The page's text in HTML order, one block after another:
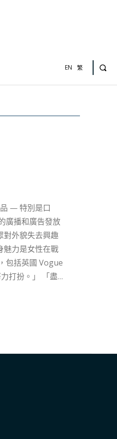
EN 繁
— 特別是口
對外貌失去興趣
魅力是女性在戰
女性感覺她們